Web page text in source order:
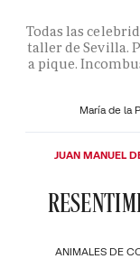
Todas las
taller de Sevilla.
a pique.
María de la
ANIMALES DE
JUAN MANUEL